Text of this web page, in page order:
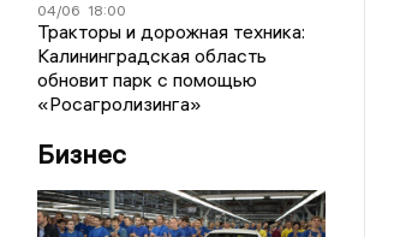
04/06 18:00
Тракторы и дорожная техника:
Калининградская область
обновит парк с помощью
«Росагролизинга»
Бизнес